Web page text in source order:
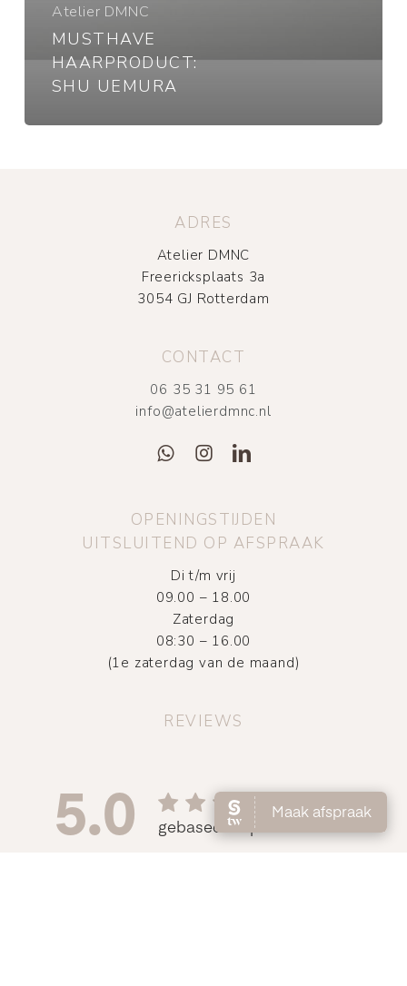
Atelier DMNC
MUSTHAVE
HAARPRODUCT:
SHU UEMURA
ADRES
Atelier DMNC
Freericksplaats 3a
3054 GJ Rotterdam
CONTACT
06 35 31 95 61
info@atelierdmnc.nl
OPENINGSTIJDEN
UITSLUITEND OP AFSPRAAK
Di t/m vrij
09.00 – 18.00
Zaterdag
08:30 – 16.00
(1e zaterdag van de maand)
REVIEWS